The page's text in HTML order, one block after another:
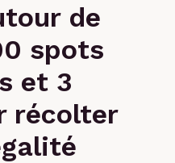
de
spots
et 3
récolter